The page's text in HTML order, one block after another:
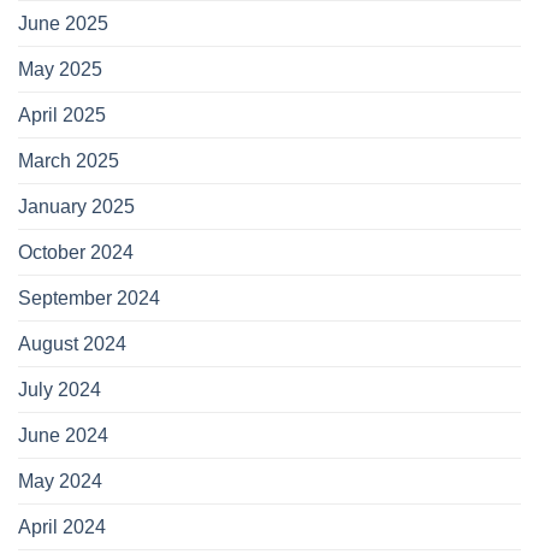
June 2025
May 2025
April 2025
March 2025
January 2025
October 2024
September 2024
August 2024
July 2024
June 2024
May 2024
April 2024